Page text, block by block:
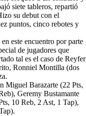
siete tableros, repartió
su debut con el
puntos, cinco rebotes y
este encuentro por parte
de jugadores que
tal es el caso de Reyfer
Ronniel Montilla (dos
Miguel Barazarte (22 Pts,
Geremy Bustamante
10 Reb, 2 Ast, 1 Tap),